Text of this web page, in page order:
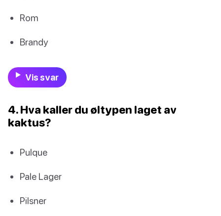
Rom
Brandy
Vis svar
4. Hva kaller du øltypen laget av
kaktus?
Pulque
Pale Lager
Pilsner